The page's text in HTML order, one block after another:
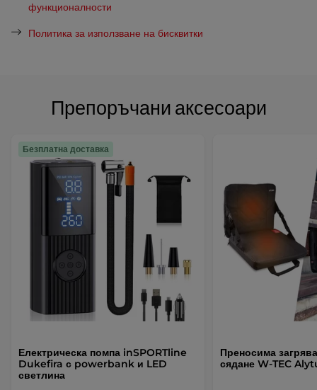
Препоръчани аксесоари
Електрическа помпа inSPORTline
Dukefira с powerbank и LED
светлина
Безплатна доставка
Преносима
сядане W-TEC
функционалности
Политика за използване на бисквитки